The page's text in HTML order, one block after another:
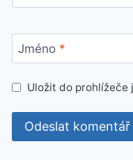
Jméno *
Uložit do prohlížeče